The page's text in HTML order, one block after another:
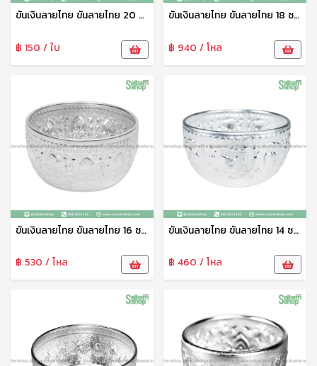
ขันเงินลายไทย ขันลายไทย 20 ซม. ขันน้ำลายไทย ใส่เครื่องดื่ม ใช้รดน้ำดำหัว ไหว้พระ งานพิธี ตรากระเช้า
฿ 150 / ใบ
ขันเงินลายไทย ขันลายไทย 18 ซม. ขันน้ำลายไทย ใส่เครื่องดื่ม ใช้รดน้ำดำหัว ไหว้พระ งานพิธี ตรากระเช้า
฿ 940 / โหล
ขันเงินลายไทย ขันลายไทย 16 ซม. ขันน้ำลายไทย ใส่เครื่องดื่ม ใช้รดน้ำดำหัว ไหว้พระ งานพิธี ตรากระเช้า
฿ 530 / โหล
ขันเงินลายไทย ขันลายไทย 14 ซม. ขันน้ำลายไทย ใส่เครื่องดื่ม ใช้รดน้ำดำหัว ไหว้พระ งานพิธี ตรากระเช้า
฿ 460 / โหล